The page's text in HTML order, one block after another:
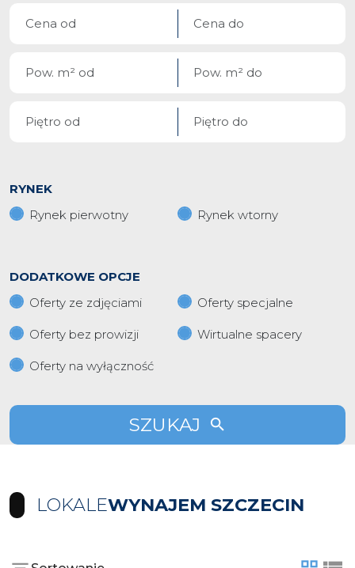
RYNEK
Rynek pierwotny
Rynek wtorny
DODATKOWE OPCJE
Oferty ze zdjęciami
Oferty specjalne
Oferty bez prowizji Wirtualne spacery
Oferty na wyłączność
SZUKAJ
LOKALEWYNAJEM SZCZECIN